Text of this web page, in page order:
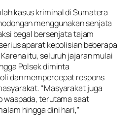
kasus kriminal di Sumatera
menggunakan senjata
begal bersenjata tajam
aparat kepolisian beberapa
itu, seluruh jajaran mulai
Polsek diminta
dan mempercepat respons
“Masyarakat juga
waspada, terutama saat
hingga dini hari,”